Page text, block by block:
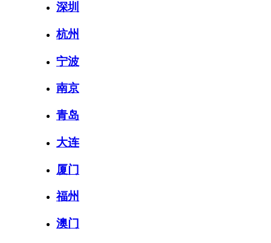
深圳
杭州
宁波
南京
青岛
大连
厦门
福州
澳门